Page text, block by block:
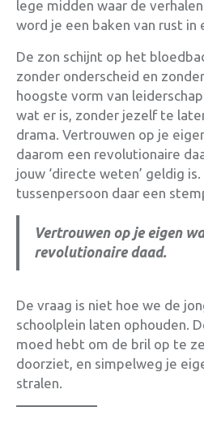
lege midden waar de
word je een baken van rust in
De zon schijnt op het
zonder onderscheid en
hoogste vorm van
wat er is, zonder jezelf te
drama. Vertrouwen op je
daarom een revolutionaire
jouw ‘directe weten’ geldig
tussenpersoon daar een
Vertrouwen op je eigen
revolutionaire daad.
De vraag is niet hoe we de
schoolplein laten ophouden.
moed hebt om de bril op te
doorziet, en simpelweg je
stralen.